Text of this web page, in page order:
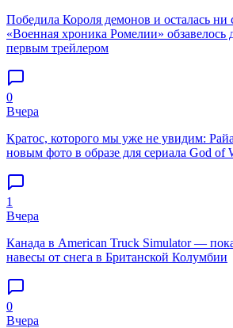
Победила Короля демонов и осталась ни
«Военная хроника Ромелии» обзавелось
первым трейлером
0
Вчера
Кратос, которого мы уже не увидим:
новым фото в образе для сериала God of
1
Вчера
Канада в American Truck Simulator —
навесы от снега в Британской Колумбии
0
Вчера